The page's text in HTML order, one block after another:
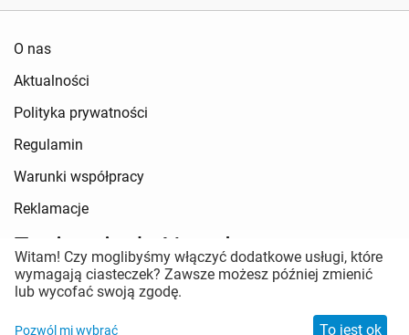
O nas
Aktualności
Polityka prywatności
Regulamin
Warunki współpracy
Reklamacje
Zapisz się do Newslettera
Pozostań w kontakcie
Witam! Czy moglibyśmy włączyć dodatkowe usługi, które
wymagają ciasteczek? Zawsze możesz później zmienić
lub wycofać swoją zgodę.
Pozwól mi wybrać To jest ok